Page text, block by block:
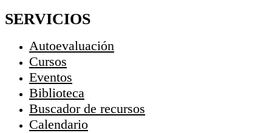
SERVICIOS
Autoevaluación
Cursos
Eventos
Biblioteca
Buscador de recursos
Calendario